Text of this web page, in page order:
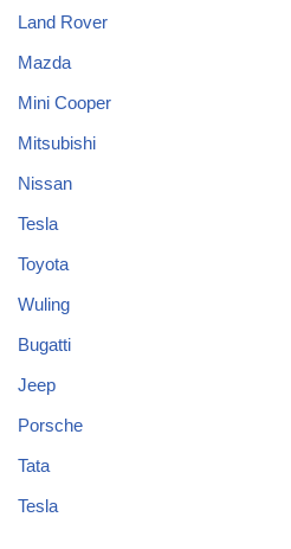
Land Rover
Mazda
Mini Cooper
Mitsubishi
Nissan
Tesla
Toyota
Wuling
Bugatti
Jeep
Porsche
Tata
Tesla